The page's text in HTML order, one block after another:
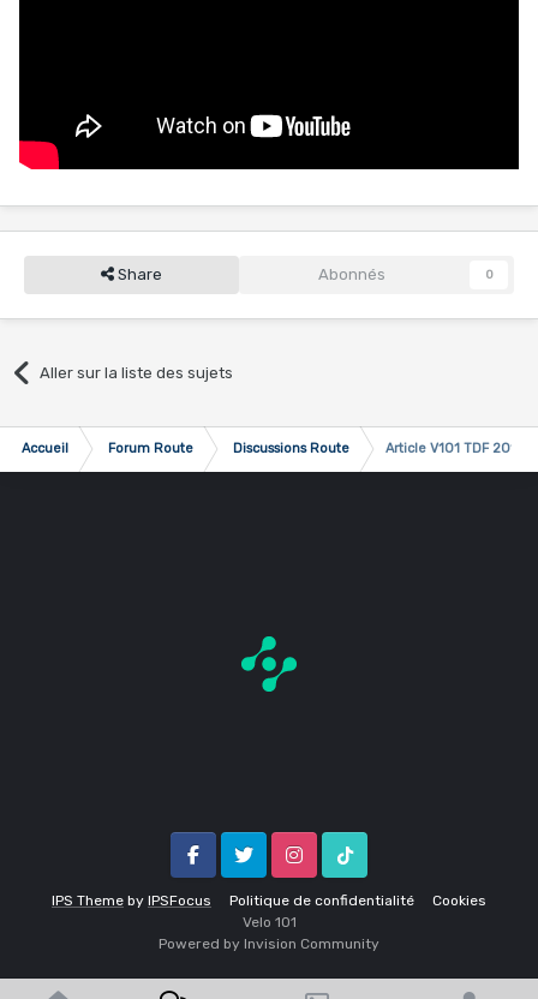
Share Abonnés 0
Aller sur la liste des sujets
Accueil Forum Route Discussions Route Article V101 TDF 2018
IPS Theme by IPSFocus Politique de confidentialité Cookies
FacebookTwitter InstagramTik Tok
Velo 1O1
Powered by Invision Community